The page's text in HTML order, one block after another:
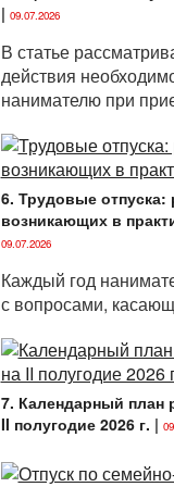
| 09.07.2026
В статье
действия
нанимателю при
6. Трудовые отпуска:
возникающих в
09.07.2026
Каждый год
с вопросами,
7. Календарный план
II полугодие 2026 г. |